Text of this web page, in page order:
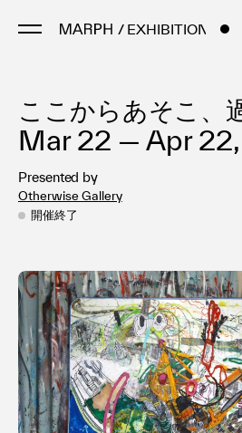
/ EXHIBITIONS
Artists
Artworks
Galleries &
Exhibitions
Art Fairs & Events
About
FAQ
利用規約
ここからあそこ、
Mar 22 — Apr
Presented by
Otherwise Gallery
開催終了